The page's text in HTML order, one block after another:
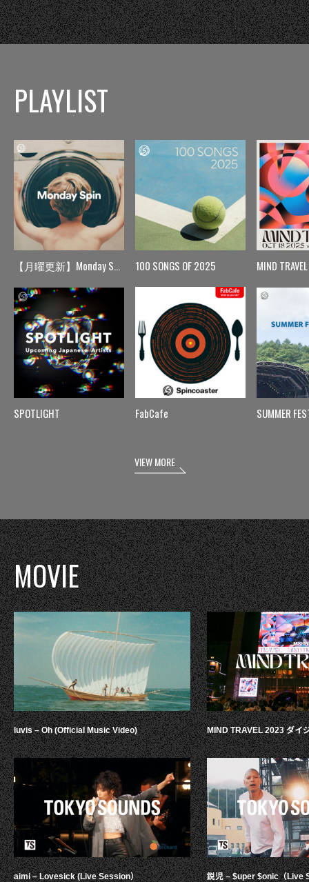
PLAYLIST
【月曜更新】Monday Spin
SPOTLIGHT
100 SONGS OF 2025
FabCafe
MIND TRAVEL
SUMMER
VIEW MORE
MOVIE
luvis – Oh (Official Music Video)
aimi – Lovesick (Live Session）
MIND TRAVEL 2023 ダイ
鋭児 – $uper $onic（Live